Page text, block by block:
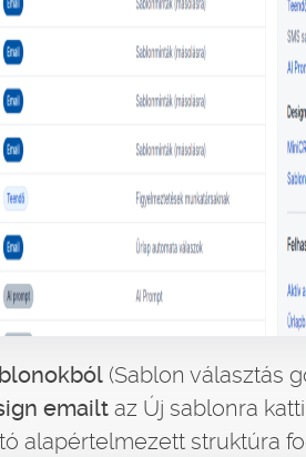
(Sablon választás
emailt az Új sablonra
alapértelmezett struktúra